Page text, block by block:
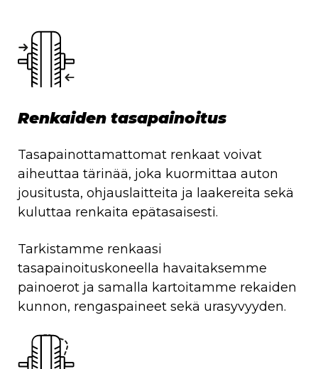
Renkaiden tasapainoitus
Tasapainottamattomat renkaat voivat
aiheuttaa tärinää, joka kuormittaa auton
jousitusta, ohjauslaitteita ja laakereita sekä
kuluttaa renkaita epätasaisesti.
Tarkistamme renkaasi
tasapainoituskoneella havaitaksemme
painoerot ja samalla kartoitamme rekaiden
kunnon, rengaspaineet sekä urasyvyyden.